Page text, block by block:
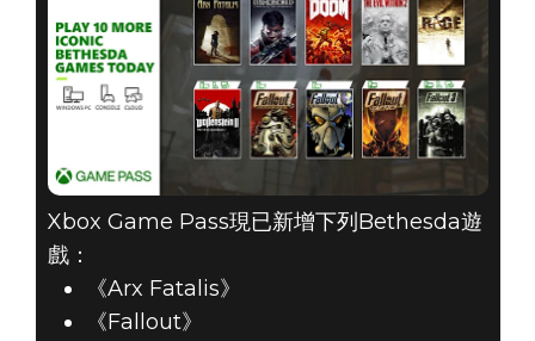
Xbox Game Pass現已新增下列Bethesda遊
戲：
《Arx Fatalis》
《Fallout》